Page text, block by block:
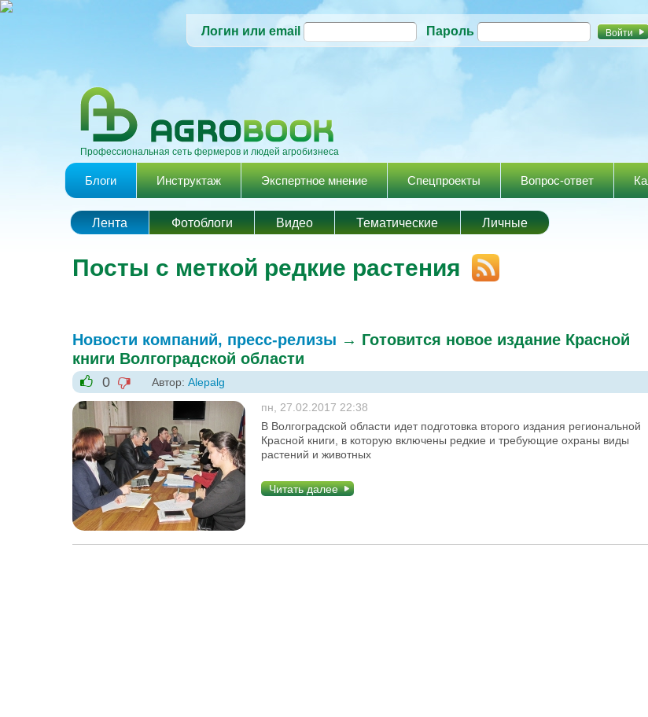
Перейти к
содержанию
Логин или email Пароль
Профессиональная сеть фермеров и людей агробизнеса
Главное меню
Блоги Инструктаж Экспертное мнение Спецпроекты Вопрос-ответ
Лента Фотоблоги Видео Тематические Личные
Посты с меткой редкие растения
Новости компаний, пресс-релизы → Готовится новое издание Красной
книги Волгоградской области
+1
0
-1
Автор: Alepalg
пн, 27.02.2017 22:38
В Волгоградской области идет подготовка второго издания региональной
Красной книги, в которую включены редкие и требующие охраны виды
растений и животных
Читать далее